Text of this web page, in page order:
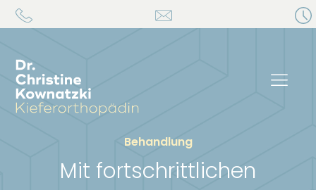
Behandlung
Mit fortschrittlichen